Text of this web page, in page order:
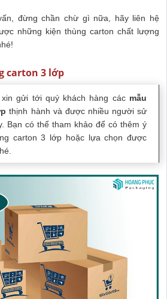
đừng chần chừ gì nữa, hãy liên hệ
những kiện thùng carton chất lượng
carton 3 lớp
xin gửi tới quý khách hàng các mẫu
thịnh hành và được nhiều người sử
Bạn có thể tham khảo để có thêm ý
carton 3 lớp hoặc lựa chọn được